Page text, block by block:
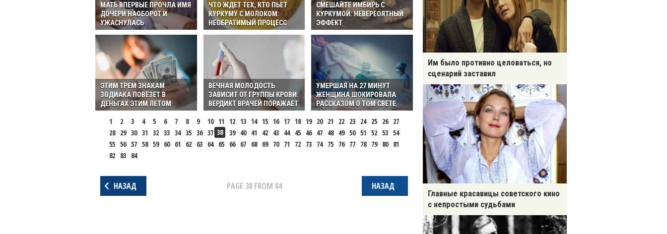
МАТЬ ВПЕРВЫЕ ПРОЧЛА ИМЯ
ДОЧЕРИ НАОБОРОТ И
УЖАСНУЛАСЬ
ЧТО ЖДЕТ ТЕХ, КТО ПЬЕТ
КУРКУМУ С МОЛОКОМ:
НЕОБРАТИМЫЙ ПРОЦЕСС
СМЕШАЙТЕ ИМБИРЬ С
КУРКУМОЙ: НЕВЕРЕОЯТНЫЙ
ЭФФЕКТ
ЭТИМ ТРЕМ ЗНАКАМ
ЗОДИАКА ПОВЁЗЕТ В
ДЕНЬГАХ ЭТИМ ЛЕТОМ
ВЕЧНАЯ МОЛОДОСТЬ
ЗАВИСИТ ОТ ГРУППЫ КРОВИ:
ВЕРДИКТ ВРАЧЕЙ ПОРАЖАЕТ
УМЕРШАЯ НА 27 МИНУТ
ЖЕНЩИНА ШОКИРОВАЛА
РАССКАЗОМ О ТОМ СВЕТЕ
1 2 3 4 5 6 7 8 9 10 11 12 13 14 15 16 17 18 19 20 21 22 23 24 25 26 27
28 29 30 31 32 33 34 35 36 37 38 39 40 41 42 43 44 45 46 47 48 49 50 51 52 53 54
55 56 57 58 59 60 61 62 63 64 65 66 67 68 69 70 71 72 73 74 75 76 77 78 79 80 81
82 83 84
НАЗАД PAGE 38FROM 84 НАЗАД
Им было противно целоваться, но
сценарий заставил
Главные красавицы советского кино
с непростыми судьбами